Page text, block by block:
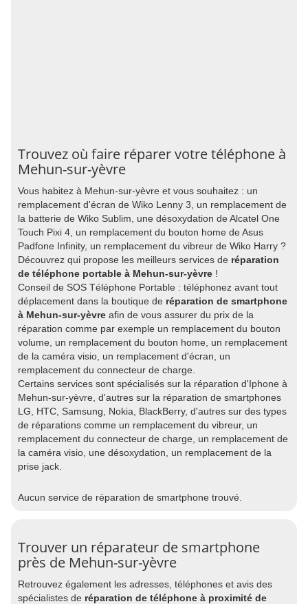
Trouvez où faire réparer votre téléphone à
Mehun-sur-yèvre
Vous habitez à Mehun-sur-yèvre et vous souhaitez : un
remplacement d'écran de Wiko Lenny 3, un remplacement de
la batterie de Wiko Sublim, une désoxydation de Alcatel One
Touch Pixi 4, un remplacement du bouton home de Asus
Padfone Infinity, un remplacement du vibreur de Wiko Harry ?
Découvrez qui propose les meilleurs services de réparation
de téléphone portable à Mehun-sur-yèvre !
Conseil de SOS Téléphone Portable : téléphonez avant tout
déplacement dans la boutique de réparation de smartphone
à Mehun-sur-yèvre afin de vous assurer du prix de la
réparation comme par exemple un remplacement du bouton
volume, un remplacement du bouton home, un remplacement
de la caméra visio, un remplacement d'écran, un
remplacement du connecteur de charge.
Certains services sont spécialisés sur la réparation d'Iphone à
Mehun-sur-yèvre, d'autres sur la réparation de smartphones
LG, HTC, Samsung, Nokia, BlackBerry, d'autres sur des types
de réparations comme un remplacement du vibreur, un
remplacement du connecteur de charge, un remplacement de
la caméra visio, une désoxydation, un remplacement de la
prise jack.
Aucun service de réparation de smartphone trouvé.
Trouver un réparateur de smartphone
près de Mehun-sur-yèvre
Retrouvez également les adresses, téléphones et avis des
spécialistes de réparation de téléphone à proximité de